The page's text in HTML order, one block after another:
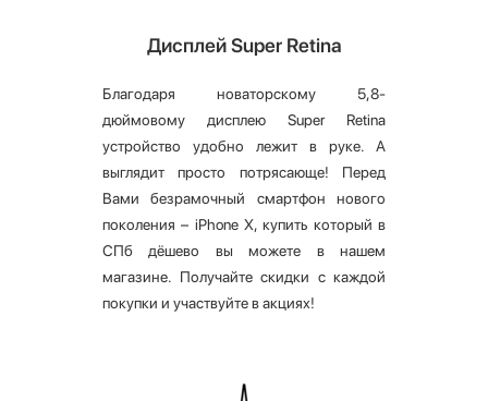
Дисплей Super Retina
Благодаря новаторскому 5,8-
дюймовому дисплею Super Retina
устройство удобно лежит в руке. А
выглядит просто потрясающе! Перед
Вами безрамочный смартфон нового
поколения – iPhone X, купить который в
СПб дёшево вы можете в нашем
магазине. Получайте скидки с каждой
покупки и участвуйте в акциях!